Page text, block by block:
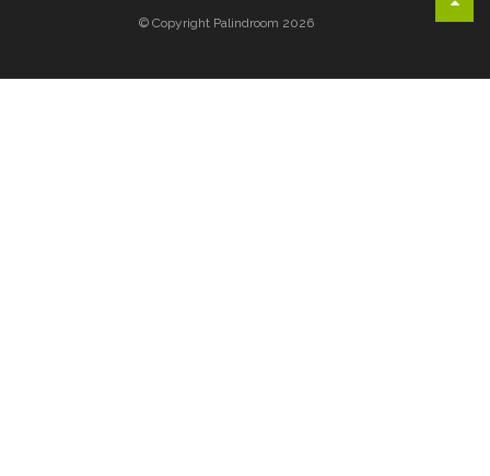
© Copyright Palindroom 2026